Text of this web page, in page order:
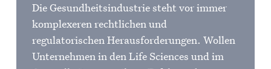
Die Gesundheitsindustrie steht vor immer
komplexeren rechtlichen und
regulatorischen Herausforderungen. Wollen
Unternehmen in den Life Sciences und im